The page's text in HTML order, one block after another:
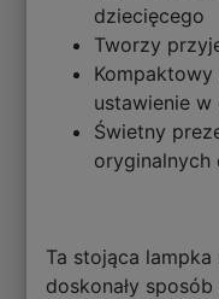
dziecięcego
Tworzy
Kompaktowy
ustawienie
Świetny
oryginalnych
Ta stojąca lampka
doskonały